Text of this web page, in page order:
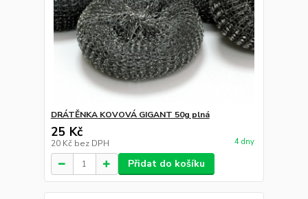
DRÁTĚNKA KOVOVÁ GIGANT 50g plná
25 Kč
20 Kč bez DPH 4 dny
Přidat do košíku